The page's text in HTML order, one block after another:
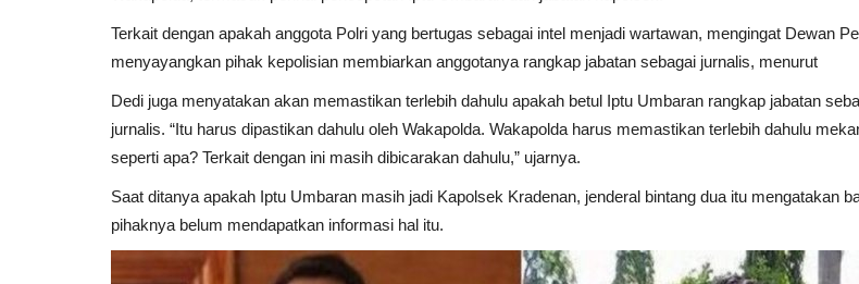
Terkait dengan apakah anggota Polri yang bertugas sebagai intel menjadi wartawan, mengingat Dewan
menyayangkan pihak kepolisian membiarkan anggotanya rangkap jabatan sebagai jurnalis, menurut
Dedi juga menyatakan akan memastikan terlebih dahulu apakah betul Iptu Umbaran rangkap jabatan
jurnalis. “Itu harus dipastikan dahulu oleh Wakapolda. Wakapolda harus memastikan terlebih dahulu
seperti apa? Terkait dengan ini masih dibicarakan dahulu,” ujarnya.
Saat ditanya apakah Iptu Umbaran masih jadi Kapolsek Kradenan, jenderal bintang dua itu mengatakan
pihaknya belum mendapatkan informasi hal itu.